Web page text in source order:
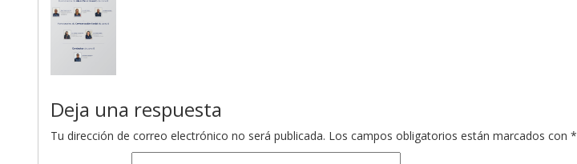
Deja una respuesta
Tu dirección de correo electrónico no será publicada. Los campos obligatorios están marcados con*